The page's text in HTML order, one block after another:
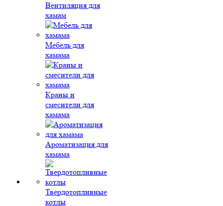
Вентиляция для
хамам
Мебель для
хамама
Краны и
смесители для
хамама
Ароматизация для
хамама
Твердотопливные
котлы